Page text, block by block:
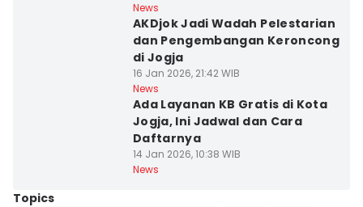
News
AKDjok Jadi Wadah Pelestarian
dan Pengembangan Keroncong
di Jogja
16 Jan 2026, 21:42 WIB
News
Ada Layanan KB Gratis di Kota
Jogja, Ini Jadwal dan Cara
Daftarnya
14 Jan 2026, 10:38 WIB
News
Topics